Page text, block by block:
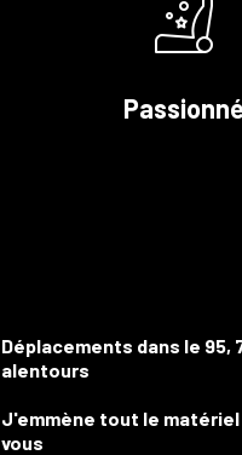
Passionné
Déplacements dans le 95,
alentours
J'emmène tout le matériel
vous